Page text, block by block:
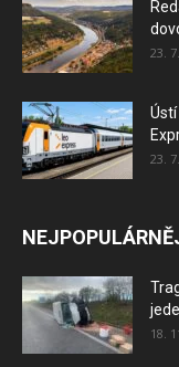
23.
23.
18.